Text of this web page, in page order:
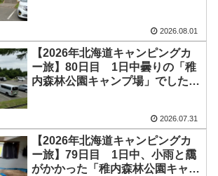
で、夜は「稚内みなと南極まつり
大花火大会」です＼(^o^)／
2026.08.01
【2026年北海道キャンピングカ
ー旅】80日目 1日中曇りの「稚
内森林公園キャンプ場」でした
温は19℃と肌寒い1日でしたが、
明日から天気は回復傾向です＼
(^o^)／
2026.07.31
【2026年北海道キャンピングカ
ー旅】79日目 1日中、小雨と靄
がかかった「稚内森林公園キャン